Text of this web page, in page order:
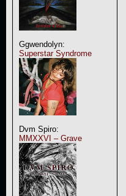
Ggwendolyn:
Superstar Syndrome
Dvm Spiro:
MMXXVI – Grave